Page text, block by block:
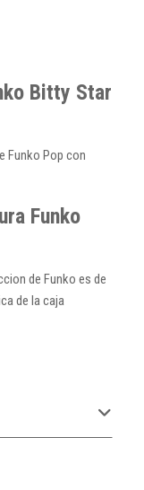
Bitty Star
Funko Pop con
Funko
de Funko es de
de la caja